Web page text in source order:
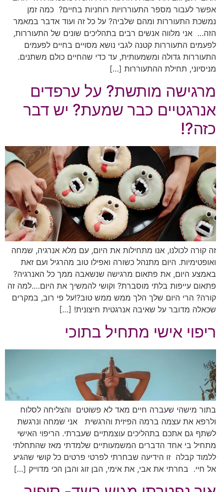
אפשר לעבור מספר התעוררויות רוחניות בחיים? כמה זמן
נמשכת התעוררות ומהם שלביה? על כל זה ועוד אדבר במאמר
הזה… אני מלווה אנשים רבים בתהליכים שונים של התעוררות,
לפעמים התעוררות קטנה לגבי נושא מסויים בחיים לפעמים
התעוררות גדולה ומשמעותית, עד כדי שהחיים כולם משתנים.
מניסיוני, תחילת ההתעוררות […]
מרגישה מותשת? על ערפדים
אנרגטיים כבר שמעת? יש דבר
כזה?!
זה קורה לכולנו, אנו מתחילות את היום, עם מלא אנרגיה, שמחה
ואופטימיות. היום מתנהל כשורה ואפילו טוב מהרגיל ועם זאת
באמצע היום, את פתאום מרגישה שנשאבה ממך כל האנרגיה?
פתאום עייפות בלתי מוסברת? וקושי להמשיך את היום….למה זה
קורה? הרי היום שלך הלך ממש ממש טוב?!על פי רוב, במקרים
שכאלה מדובר על שאיבה אנרגטית חיצונית! […]
ריפוי אישי מתחיל בתוכי
בתור מישהי שעברה חיים מאד לא פשוטים והצליחה לסלוח
ולרפא את עצמה ברמה הפיזית והרגשית אני שמחה ונרגשת
לשתף גם אתכם בתהליכים עוצמתיים שעברתי. הריפוי האישי
מתחיל בי אחד הדברים המשמעותיים שלמדתי מאז שהתחלתי
ללמוד קבלה זו הידיעה שבחרתי לפרטי פרטים כל קושי שהגיע
אל חיי. בחרתי את אבי, את אימי, הבן זוג והבן הכי מדוייק […]